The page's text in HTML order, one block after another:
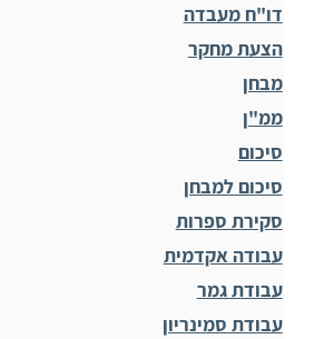
דו"ח מעבדה
הצעת מחקר
מבחן
ממ"ן
סיכום
סיכום למבחן
סקירת ספרות
עבודה אקדמית
עבודת גמר
עבודת סמינריון